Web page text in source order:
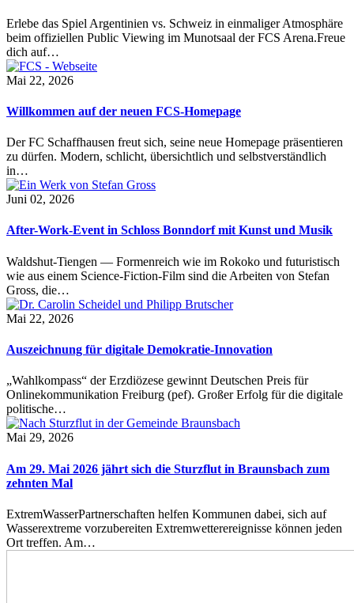
Erlebe das Spiel Argentinien vs. Schweiz in einmaliger Atmosphäre
beim offiziellen Public Viewing im Munotsaal der FCS Arena.Freue
dich auf…
Mai 22, 2026
Willkommen auf der neuen FCS-Homepage
Der FC Schaffhausen freut sich, seine neue Homepage präsentieren
zu dürfen. Modern, schlicht, übersichtlich und selbstverständlich
in…
Juni 02, 2026
After-Work-Event in Schloss Bonndorf mit Kunst und Musik
Waldshut-Tiengen — Formenreich wie im Rokoko und futuristisch
wie aus einem Science-Fiction-Film sind die Arbeiten von Stefan
Gross, die…
Mai 22, 2026
Auszeichnung für digitale Demokratie-Innovation
„Wahlkompass“ der Erzdiözese gewinnt Deutschen Preis für
Onlinekommunikation Freiburg (pef). Großer Erfolg für die digitale
politische…
Mai 29, 2026
Am 29. Mai 2026 jährt sich die Sturzflut in Braunsbach zum
zehnten Mal
ExtremWasserPartnerschaften helfen Kommunen dabei, sich auf
Wasserextreme vorzubereiten Extremwetterereignisse können jeden
Ort treffen. Am…